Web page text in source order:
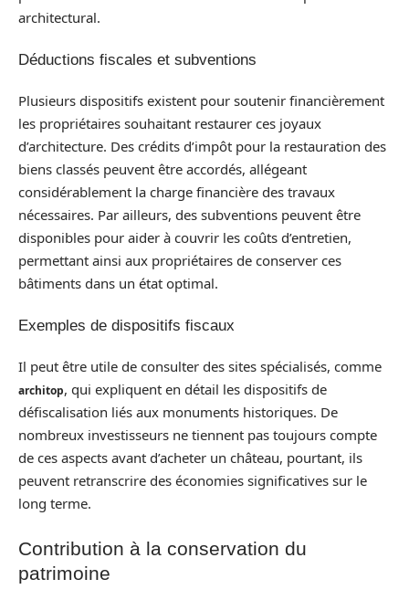
architectural.
Déductions fiscales et subventions
Plusieurs dispositifs existent pour soutenir financièrement
les propriétaires souhaitant restaurer ces joyaux
d’architecture. Des crédits d’impôt pour la restauration des
biens classés peuvent être accordés, allégeant
considérablement la charge financière des travaux
nécessaires. Par ailleurs, des subventions peuvent être
disponibles pour aider à couvrir les coûts d’entretien,
permettant ainsi aux propriétaires de conserver ces
bâtiments dans un état optimal.
Exemples de dispositifs fiscaux
Il peut être utile de consulter des sites spécialisés, comme
architop, qui expliquent en détail les dispositifs de
défiscalisation liés aux monuments historiques. De
nombreux investisseurs ne tiennent pas toujours compte
de ces aspects avant d’acheter un château, pourtant, ils
peuvent retranscrire des économies significatives sur le
long terme.
Contribution à la conservation du
patrimoine